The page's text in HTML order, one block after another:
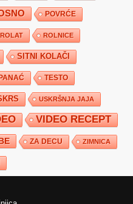
POVRĆE
ROLAT ROLNICE
SITNI KOLAČI
TESTO
USKRŠNJA JAJA
VIDEO RECEPT
ZA DECU ZIMNICA